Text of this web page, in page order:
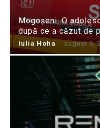
Mogoșeni: O
după ce a căzut de
Iulia Hoha - august 9,